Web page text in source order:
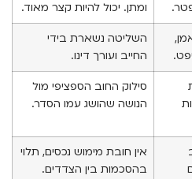
ומתן. יכול להיות קצר מאוד.
השליטה נשארת בידי
החייב ועורך דינו.
סילוק החוב הספציפי מול
הנושה שהושג עמו הסדר.
אין חובת מימוש נכסים, תלוי
בהסכמות בין הצדדים.